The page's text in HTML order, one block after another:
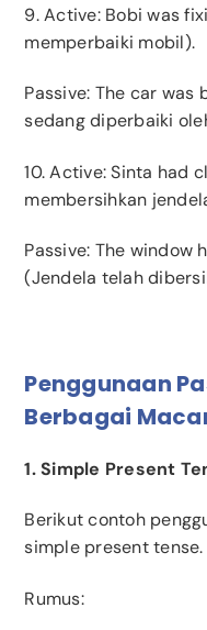
9. Active: Bobi was
memperbaiki mobil).
Passive: The car was
sedang diperbaiki
10. Active: Sinta had
membersihkan
Passive: The window
(Jendela telah
Penggunaan
Berbagai
1. Simple Present
Berikut contoh
simple present tense.
Rumus: